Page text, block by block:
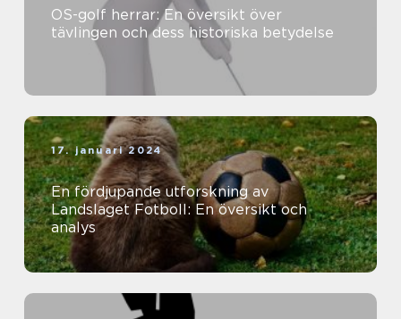
OS-golf herrar: En översikt över
tävlingen och dess historiska betydelse
17. januari 2024
En fördjupande utforskning av
Landslaget Fotboll: En översikt och
analys